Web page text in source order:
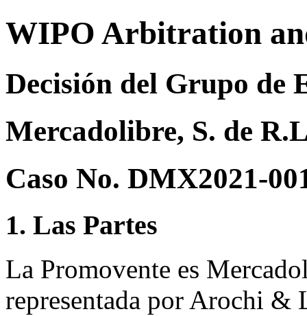
WIPO Arbitration
Decisión del Grupo de
Mercadolibre, S. de
Caso No. DMX2021-
1. Las Partes
La Promovente es
representada por Arochi &